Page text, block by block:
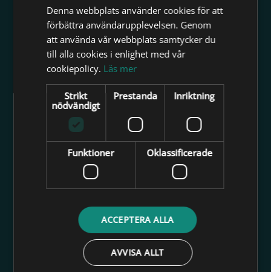
Se mer
Novemberpromenad
Privat
Isblomster
Denna webbplats använder cookies för att
förbättra användarupplevelsen. Genom
att använda vår webbplats samtycker du
till alla cookies i enlighet med vår
cookiepolicy. Läs mer
Strikt
nödvändigt
Prestanda Inriktning
Funktioner Oklassificerade
ACCEPTERA ALLA
AVVISA ALLT